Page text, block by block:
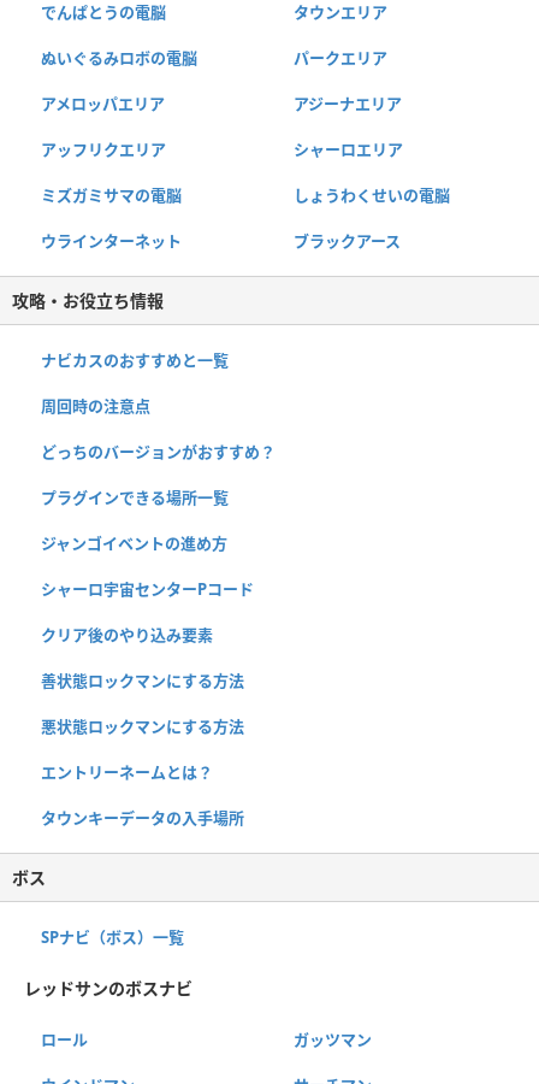
でんぱとうの電脳 タウンエリア
ぬいぐるみロボの電脳 パークエリア
アメロッパエリア アジーナエリア
アッフリクエリア シャーロエリア
ミズガミサマの電脳 しょうわくせいの電脳
ウラインターネット ブラックアース
攻略・お役立ち情報
ナビカスのおすすめと一覧
周回時の注意点
どっちのバージョンがおすすめ？
プラグインできる場所一覧
ジャンゴイベントの進め方
シャーロ宇宙センターPコード
クリア後のやり込み要素
善状態ロックマンにする方法
悪状態ロックマンにする方法
エントリーネームとは？
タウンキーデータの入手場所
ボス
SPナビ（ボス）一覧
レッドサンのボスナビ
ロール ガッツマン